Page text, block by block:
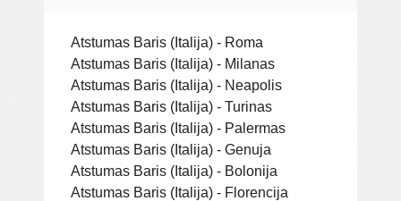
Atstumas Baris (Italija) - Roma
Atstumas Baris (Italija) - Milanas
Atstumas Baris (Italija) - Neapolis
Atstumas Baris (Italija) - Turinas
Atstumas Baris (Italija) - Palermas
Atstumas Baris (Italija) - Genuja
Atstumas Baris (Italija) - Bolonija
Atstumas Baris (Italija) - Florencija